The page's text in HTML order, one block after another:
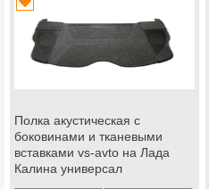
Полка акустическая с
боковинами и тканевыми
вставками vs-avto на Лада
Калина универсал